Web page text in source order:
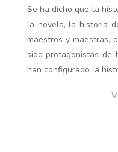
Se ha dicho que la
la novela, la historia
maestros y maestras,
sido protagonistas de
han configurado la